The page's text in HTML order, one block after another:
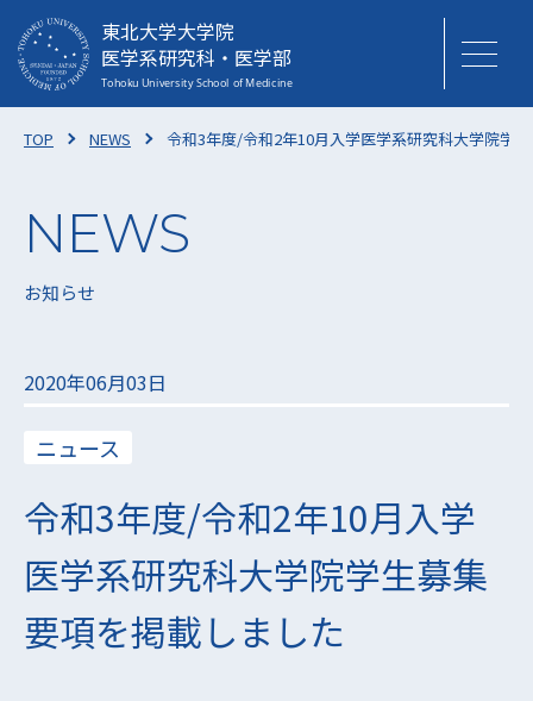
東北大学大学院
医学系研究科・医学部
TOP NEWS 令和3年度/令和2年10月入学医学系研究科大学院学
お知らせ
2020年06月03日
ニュース
令和3年度/令和2年10月入学
医学系研究科大学院学生募集
要項を掲載しました